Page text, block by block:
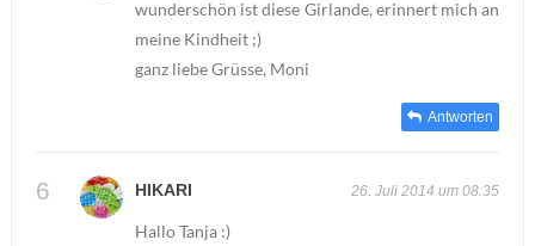
wunderschön ist diese Girlande, erinnert mich an
meine Kindheit ;)
ganz liebe Grüsse, Moni
Antworten
HIKARI 26. Juli 2014 um 08:35
Hallo Tanja :)